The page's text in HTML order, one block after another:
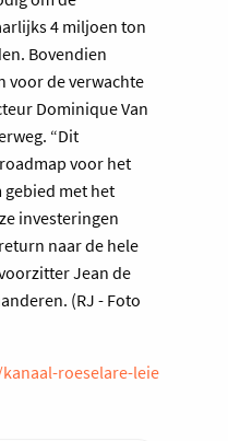
4 miljoen ton
Bovendien
voor de verwachte
Dominique Van
“Dit
voor het
met het
investeringen
naar de hele
Jean de
(RJ - Foto
roeselare-leie